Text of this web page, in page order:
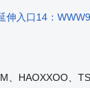
伸入口14：
HAOXXOO